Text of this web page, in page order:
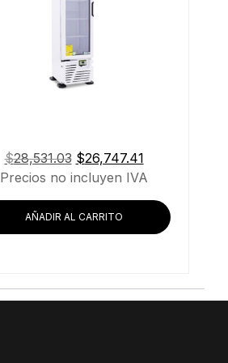
$28,531.03 El
precio
original
era:
$28,531.03.
$26,747.41El
precio
actual
$26,747.41.
Precios no incluyen IVA
AÑADIR AL CARRITO